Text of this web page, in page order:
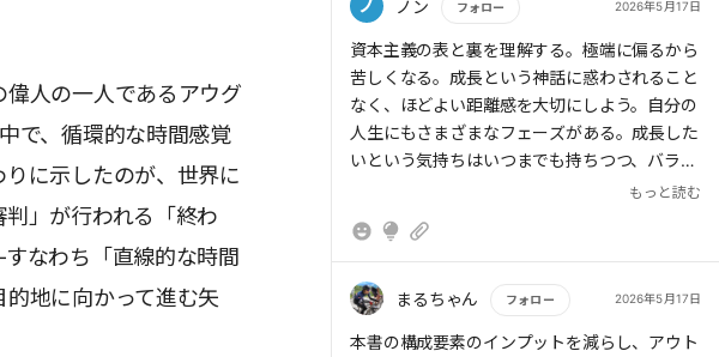
人の一人であるアウグ
で、循環的な時間感覚
に示したのが、世界に
」が行われる「終わ
なわち「直線的な時間
地に向かって進む矢
は解消されず、形を変えて繰り返し迫ってく
> 著者は、資本主義との距離感を調整し、「ち
ょうどよい距離感」で付き合っていくことを提
ノ ノン フォロー 2026年5月17日
もっと読む
資本主義の表と裏を理解する。極端に偏るから
苦しくなる。成長という神話に惑わされること
なく、ほどよい距離感を大切にしよう。自分の
人生にもさまざまなフェーズがある。成長した
いという気持ちはいつまでも持ちつつ、バラン
もっと読む
まるちゃん フォロー 2026年5月17日
もっと読む
本書の構成要素のインプットを減らし、アウト